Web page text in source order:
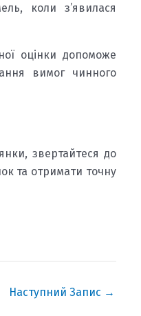
коли з’явилася
оцінки допоможе
вимог чинного
звертайтеся до
та отримати точну
Наступний Запис →